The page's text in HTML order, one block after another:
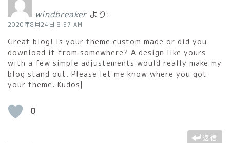
windbreaker より:
2020年8月24日 8:57 AM
Great blog! Is your theme custom made or did you
download it from somewhere? A design like yours
with a few simple adjustements would really make my
blog stand out. Please let me know where you got
your theme. Kudos|
0
返信